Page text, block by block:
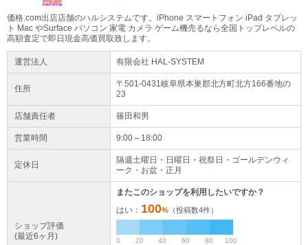
価格.com出店店舗のハルシステムです。iPhone スマートフォン iPad タブレッ
ト Mac やSurface パソコン 家電 カメラ ゲーム機売るなら全国トップレベルの
高額査定で即日現金高価買取致します。
運営法人 有限会社 HAL-SYSTEM
住所 〒501-0431岐阜県本巣郡北方町北方166番地の
23
店舗責任者 篠田和男
営業時間 9:00～18:00
定休日
隔週土曜日・日曜日・祝祭日・ゴールデンウィ
ーク・お盆・正月
ショップ評価
(最近6ヶ月)
またこのショップを利用したいですか？
はい： 100% （投稿数4件）
0 20 40 60 80 100